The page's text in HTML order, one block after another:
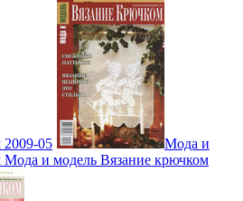
2009-05
Мода и
Мода и модель Вязание крючком